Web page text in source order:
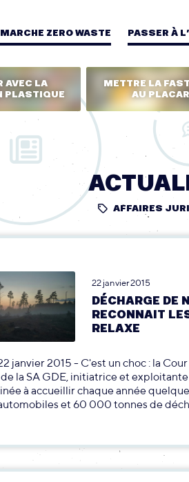
ZERO WASTE PASSER À
AVEC LA
PLASTIQUE
METTRE LA
AU
AFFAIRES
22 janvier 2015
DÉCHARGE DE
RECONNAIT
RELAXE
janvier 2015 - C'est un choc : la
la SA GDE, initiatrice et
à accueillir chaque année
et 60 000 tonnes de